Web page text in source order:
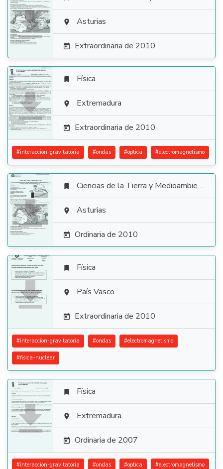
  Asturias
 Extraordinaria de 2010

 Física
 Extremadura
 Extraordinaria de 2010
#interaccion-gravitatoria #ondas #optica #electromagnetismo

 Ciencias de la Tierra y Medioambientales
 Asturias
 Ordinaria de 2010

 Física
 País Vasco
 Extraordinaria de 2010
#interaccion-gravitatoria #ondas #electromagnetismo
#fisica-nuclear

 Física
 Extremadura
 Ordinaria de 2007
#interaccion-gravitatoria #ondas #optica #electromagnetismo